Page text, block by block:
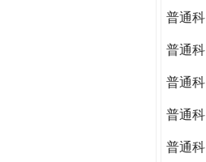
普通科
普通科
普通科
普通科
普通科